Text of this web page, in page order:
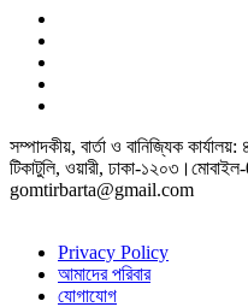
সম্পাদকীয়, বার্তা ও বানিজ্যিক
টিকাটুলি, ওয়ারী, ঢাকা-
gomtirbarta@gmail.com
Privacy Policy
আমাদের পরিবার
যোগাযোগ